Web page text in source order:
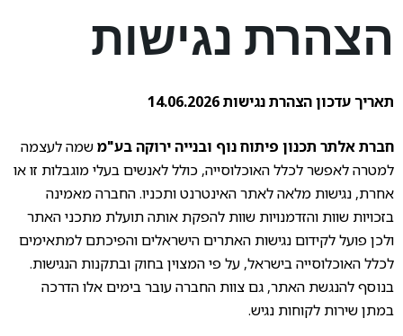
הצהרת נגישות
תאריך עדכון הצהרת נגישות 14.06.2026
חברת אלתר תכנון פיתוח נוף ובנייה ירוקה בע"משמה לעצמה
למטרה לאפשר לכלל האוכלוסייה, כולל לאנשים בעלי מוגבלות זו או
אחרת, נגישות מלאה לאתר האינטרנט ותכניו. החברה מאמינה
בזכויות שוות והזדמנויות שוות להפקת אותה תועלת מתכני האתר
ולכן פועל לקידום נגישות האתרים הישראלים והפיכתם למתאימים
לכלל האוכלוסייה בישראל, על פי המצוין בחוק ובתקנות הנגישות.
בנוסף להנגשת האתר, גם צוות החברה עובר בימים אלו הדרכה
במתן שירות לקוחות נגיש.